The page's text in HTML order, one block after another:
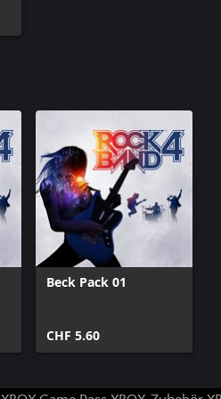
Beck Pack 01
CHF 5.60